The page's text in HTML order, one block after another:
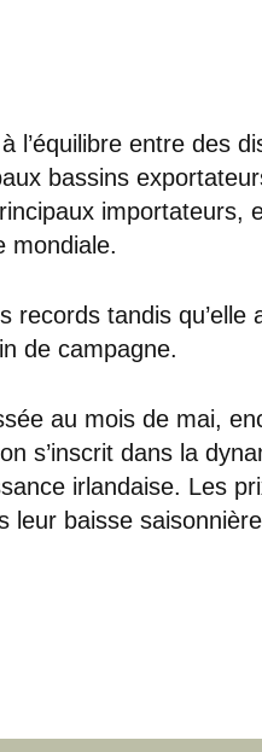
l’équilibre entre des
bassins
importateurs,
mondiale.
records tandis qu’elle
de campagne.
au mois de mai,
s’inscrit dans la
irlandaise. Les
leur baisse